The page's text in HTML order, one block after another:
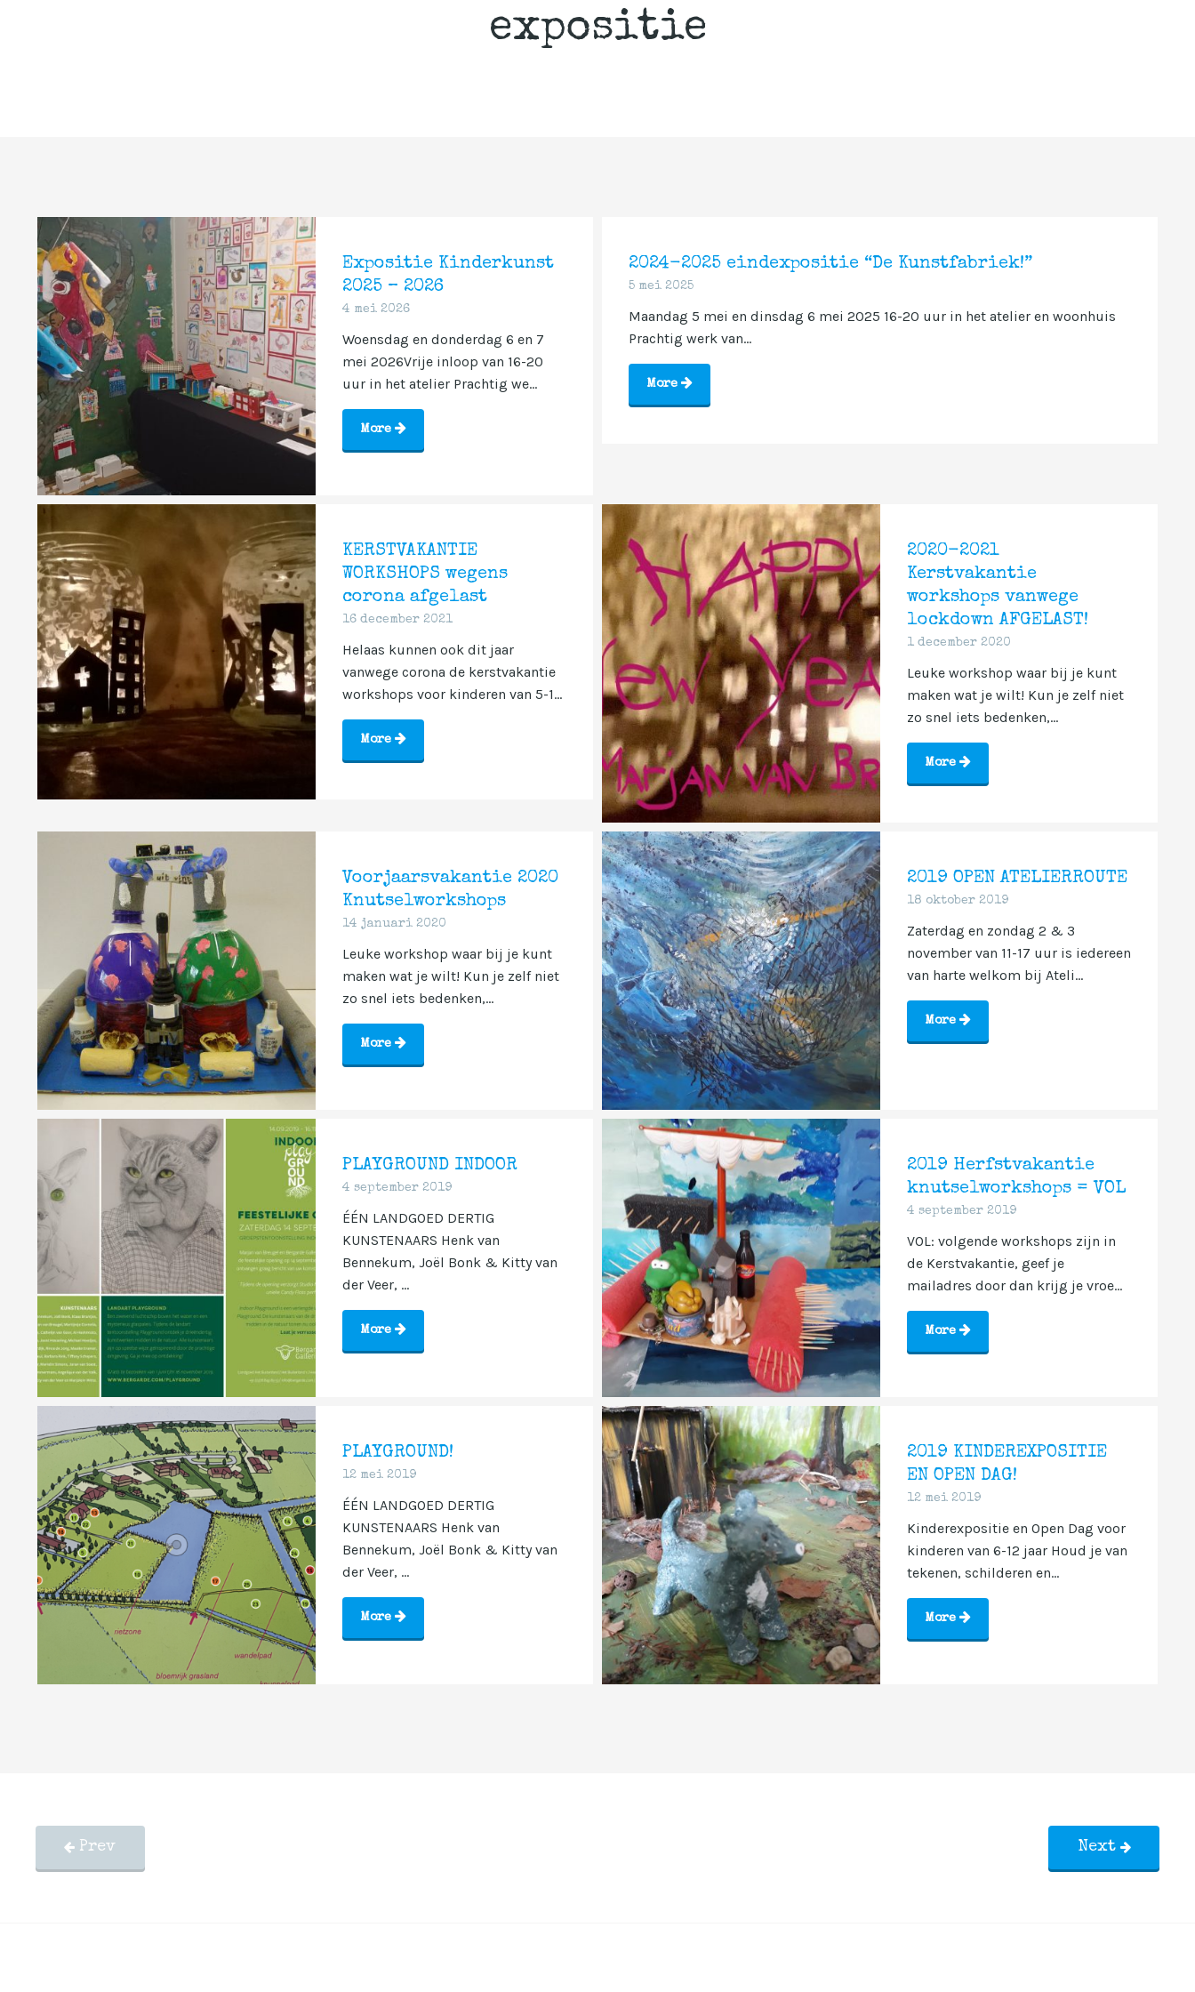
expositie
Expositie Kinderkunst
2025 – 2026
4 mei 2026
Woensdag en donderdag 6 en 7
mei 2026Vrije inloop van 16-20
uur in het atelier Prachtig we...
More
2024-2025 eindexpositie “De Kunstfabriek!”
5 mei 2025
Maandag 5 mei en dinsdag 6 mei 2025 16-20 uur in het atelier en woonhuis
Prachtig werk van...
More
KERSTVAKANTIE
WORKSHOPS wegens
corona afgelast
16 december 2021
Helaas kunnen ook dit jaar
vanwege corona de kerstvakantie
workshops voor kinderen van 5-1...
More
2020-2021
Kerstvakantie
workshops vanwege
lockdown AFGELAST!
1 december 2020
Leuke workshop waar bij je kunt
maken wat je wilt! Kun je zelf niet
zo snel iets bedenken,...
More
Voorjaarsvakantie 2020
Knutselworkshops
14 januari 2020
Leuke workshop waar bij je kunt
maken wat je wilt! Kun je zelf niet
zo snel iets bedenken,...
More
2019 OPEN ATELIERROUTE
18 oktober 2019
Zaterdag en zondag 2 & 3
november van 11-17 uur is iedereen
van harte welkom bij Ateli...
More
PLAYGROUND INDOOR
4 september 2019
ÉÉN LANDGOED DERTIG
KUNSTENAARS Henk van
Bennekum, Joël Bonk & Kitty van
der Veer, ...
More
2019 Herfstvakantie
knutselworkshops = VOL
4 september 2019
VOL: volgende workshops zijn in
de Kerstvakantie, geef je
mailadres door dan krijg je vroe...
More
PLAYGROUND!
12 mei 2019
ÉÉN LANDGOED DERTIG
KUNSTENAARS Henk van
Bennekum, Joël Bonk & Kitty van
der Veer, ...
More
2019 KINDEREXPOSITIE
EN OPEN DAG!
12 mei 2019
Kinderexpositie en Open Dag voor
kinderen van 6-12 jaar Houd je van
tekenen, schilderen en...
More
Prev Next